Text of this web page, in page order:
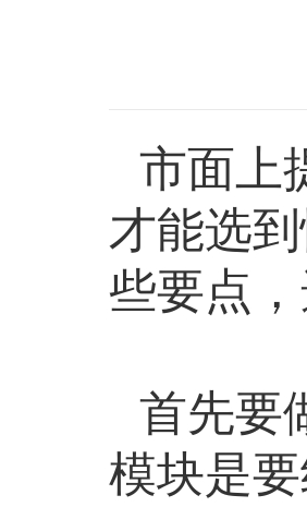
市面上
才能选
些要点
首先要
模块是